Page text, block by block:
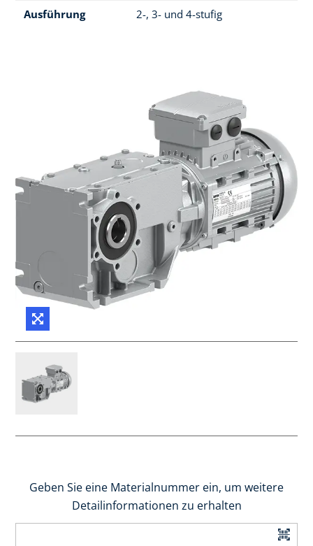
Ausführung 2-, 3- und 4-stufig
Geben Sie eine Materialnummer ein, um weitere
Detailinformationen zu erhalten